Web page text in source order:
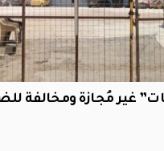
“كَراجات” غير مُجازة ومخالفة